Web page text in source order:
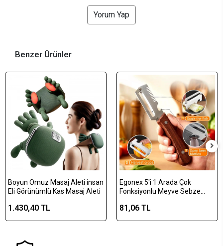
Yorum Yap
Benzer Ürünler
Boyun Omuz Masaj Aleti insan
Eli Görünümlü Kas Masaj Aleti
1.430,40 TL
Egonex 5'i 1 Arada Çok
Fonksiyonlu Meyve Sebze
Şişe Açacağı – Ahşap Saplı
81,06 TL